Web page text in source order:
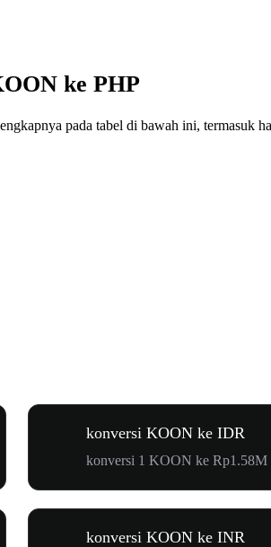
ke PHP
pada tabel di bawah ini, termasuk
konversi KOON ke IDR
konversi 1 KOON ke Rp1.58M
konversi KOON ke INR